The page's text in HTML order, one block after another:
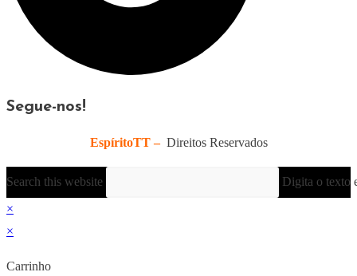
Segue-nos!
EspíritoTT – Direitos Reservados
Search this website
Digita o texto
×
×
Carrinho